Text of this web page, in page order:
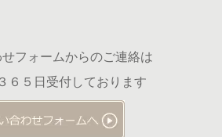
フォームからのご連絡は
６５日受付しております